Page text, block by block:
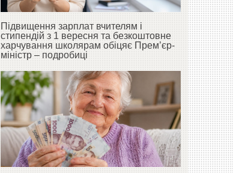
Підвищення зарплат вчителям і
стипендій з 1 вересня та безкоштовне
харчування школярам обіцяє Прем’єр-
міністр – подробиці